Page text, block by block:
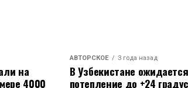
не была в Москве. Когда
уже новая любовь.
на
4000
АВТОРСКОЕ 3 года назад
В Узбекистане ожидается
потепление до +24